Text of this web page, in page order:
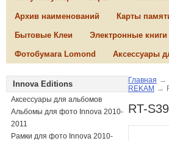
Архив наименований Карты
Бытовые Клеи Электронные книги
Фотобумага Lomond Аксессуары
Innova Editions
Аксессуары для альбомов
Альбомы для фото Innova 2010-
2011
Рамки для фото Innova 2010-
Главная →
REKAM →
RT-S39